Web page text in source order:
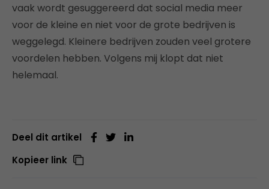
vaak wordt gesuggereerd dat social media meer
voor de kleine en niet voor de grote bedrijven is
weggelegd. Kleinere bedrijven zouden veel grotere
voordelen hebben. Volgens mij klopt dat niet
helemaal.
Deel dit artikel
Kopieer link